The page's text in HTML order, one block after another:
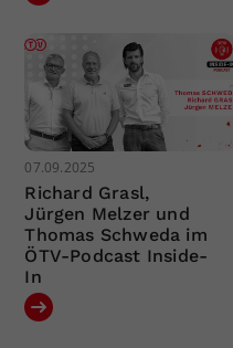
07.09.2025
Richard Grasl,
Jürgen Melzer und
Thomas Schweda im
ÖTV-Podcast Inside-
In